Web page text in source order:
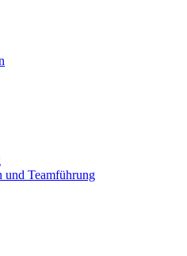
und Teamführung